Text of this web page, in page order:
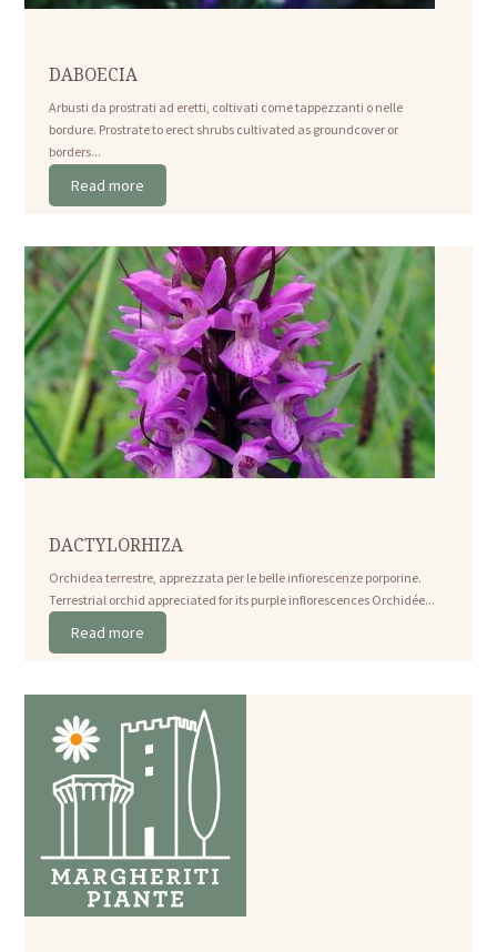
DABOECIA
Arbusti da prostrati ad eretti, coltivati come tappezzanti o nelle
bordure. Prostrate to erect shrubs cultivated as groundcover or
borders...
Read more
DACTYLORHIZA
Orchidea terrestre, apprezzata per le belle infiorescenze porporine.
Terrestrial orchid appreciated for its purple inflorescences Orchidée...
Read more